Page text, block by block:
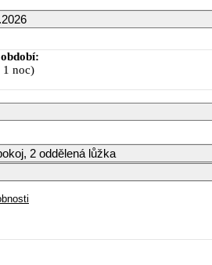
1 noc)
2 oddělená lůžka